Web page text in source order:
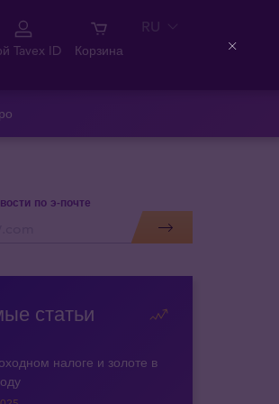
Tavex ID Корзина
RU
по э-почте
статьи
налоге и золоте в
Close